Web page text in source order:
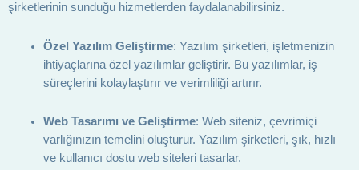
şirketlerinin sunduğu hizmetlerden faydalanabilirsiniz.
Özel Yazılım Geliştirme: Yazılım şirketleri, işletmenizin
ihtiyaçlarına özel yazılımlar geliştirir. Bu yazılımlar, iş
süreçlerini kolaylaştırır ve verimliliği artırır.
Web Tasarımı ve Geliştirme: Web siteniz, çevrimiçi
varlığınızın temelini oluşturur. Yazılım şirketleri, şık, hızlı
ve kullanıcı dostu web siteleri tasarlar.